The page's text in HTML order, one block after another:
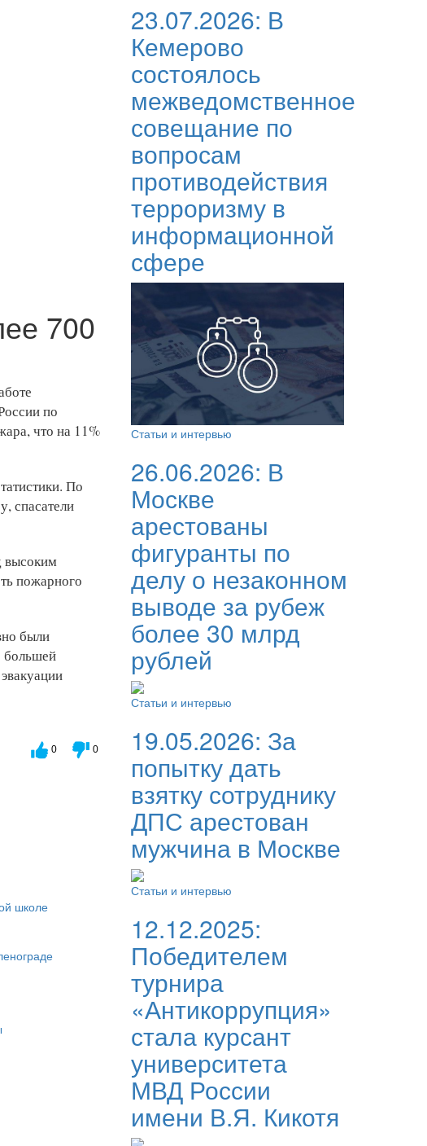
700
по
что на 11%
По
спасатели
высоким
пожарного
были
большей
0 0
школе
23.07.2026: В
Кемерово
состоялось
межведомственное
совещание по
вопросам
противодействия
терроризму в
информационной
сфере
Статьи и интервью
26.06.2026: В
Москве
арестованы
фигуранты по
делу о незаконном
выводе за рубеж
более 30 млрд
рублей
Статьи и интервью
19.05.2026: За
попытку дать
взятку сотруднику
ДПС арестован
мужчина в Москве
Статьи и интервью
12.12.2025:
Победителем
турнира
«Антикоррупция»
стала курсант
университета
МВД России
имени В.Я. Кикотя